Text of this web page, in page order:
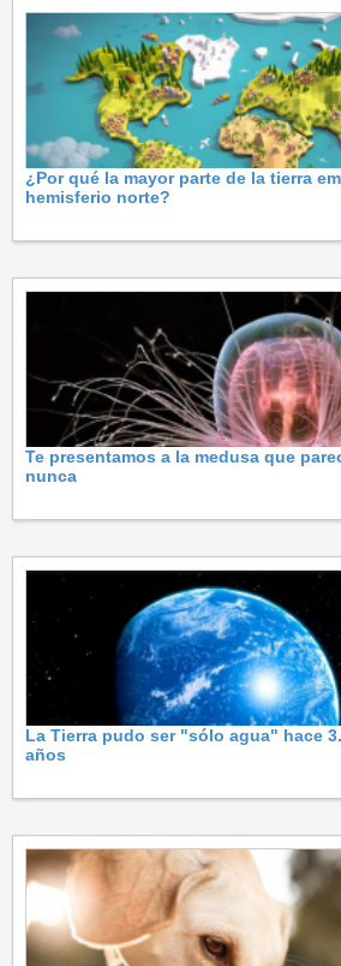
¿Por qué la mayor parte de la tierra
hemisferio norte?
Te presentamos a la medusa que
nunca
La Tierra pudo ser "sólo agua" hace
años